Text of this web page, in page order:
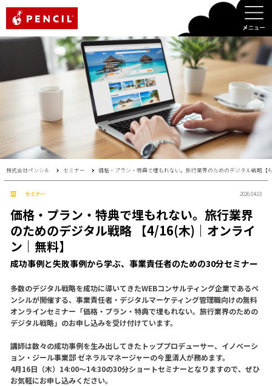
株式会社ペンシル セミナー 価格・プラン・特典で埋もれない。旅行業界のためのデジタル戦略【
セミナー 2026.04.03
価格・プラン・特典で埋もれない。旅行業界
のためのデジタル戦略 【4/16(木)｜オンライ
ン｜無料】
成功事例と失敗事例から学ぶ、事業責任者のための30分セミナー
多数のデジタル戦略を成功に導いてきたWEBコンサルティング企業であるペ
ンシルが開催する、事業責任者・デジタルマーケティング管理職向けの無料
オンラインセミナー「価格・プラン・特典で埋もれない。旅行業界のための
デジタル戦略」のお申し込みを受け付けています。
講師は数々の成功事例を生み出してきたトッププロデューサー、イノベーシ
ョン・ジール事業部 ゼネラルマネージャーの今里清人が務めます。
4月16日（木）14:00〜14:30の30分ショートセミナーとなりますので、ぜひ
お気軽にお申し込みください。